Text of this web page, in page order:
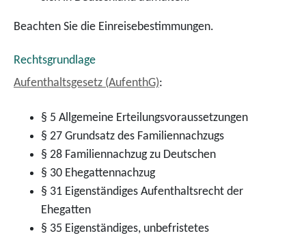
Beachten Sie die Einreisebestimmungen.
Rechtsgrundlage
Aufenthaltsgesetz (AufenthG):
§ 5 Allgemeine Erteilungsvoraussetzungen
§ 27 Grundsatz des Familiennachzugs
§ 28 Familiennachzug zu Deutschen
§ 30 Ehegattennachzug
§ 31 Eigenständiges Aufenthaltsrecht der
Ehegatten
§ 35 Eigenständiges, unbefristetes